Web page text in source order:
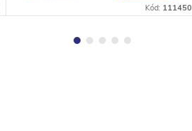
Kód: 111450